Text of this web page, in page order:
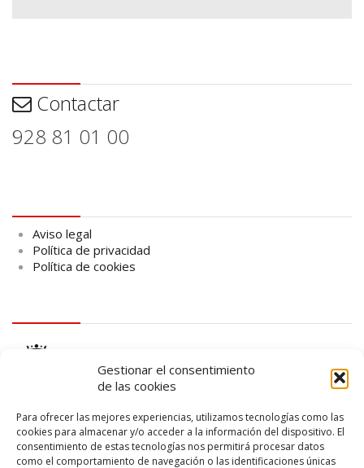
Gestionar el consentimiento
de las cookies
Para ofrecer las mejores experiencias, utilizamos tecnologías como las
cookies para almacenar y/o acceder a la información del dispositivo. El
consentimiento de estas tecnologías nos permitirá procesar datos
como el comportamiento de navegación o las identificaciones únicas
Contactar
928 81 01 00
Aviso legal
Política de privacidad
Política de cookies
logo SID